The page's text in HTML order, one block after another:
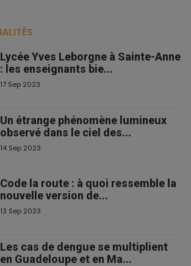
Lycée Yves Leborgne à Sainte-Anne
: les enseignants bie...
17 Sep 2023
Un étrange phénomène lumineux
observé dans le ciel des...
14 Sep 2023
Code la route : à quoi ressemble la
nouvelle version de...
13 Sep 2023
Les cas de dengue se multiplient
en Guadeloupe et en Ma...